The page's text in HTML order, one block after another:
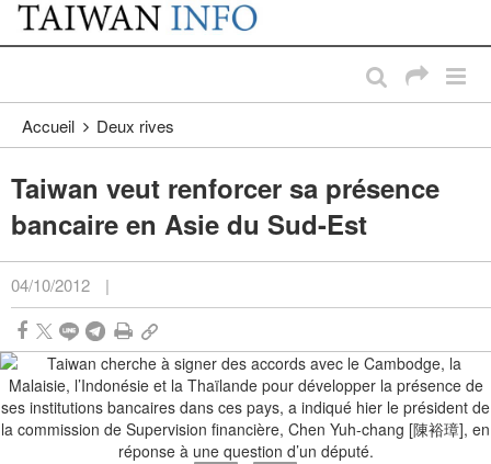
Passer au contenu principal
:::
Accueil Deux rives
Taiwan veut renforcer sa présence
bancaire en Asie du Sud-Est
04/10/2012 |